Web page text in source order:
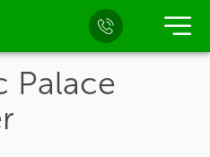
Palace